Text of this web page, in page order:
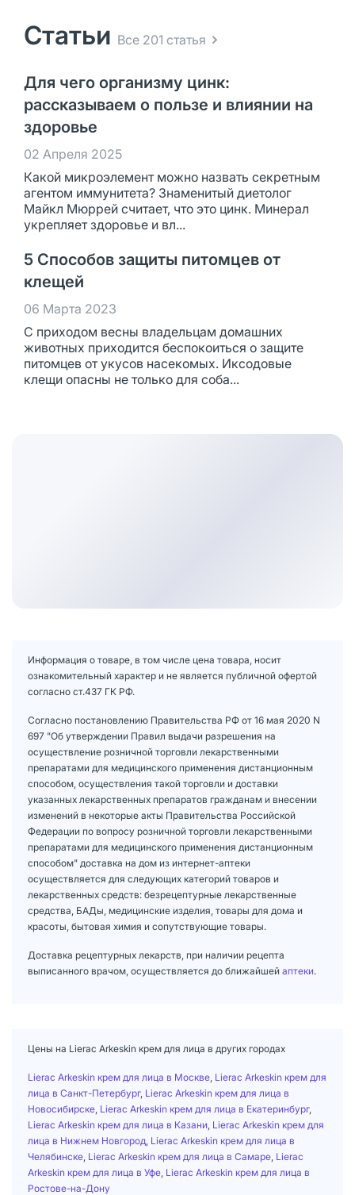
Статьи Все 201 статья
Для чего организму цинк:
рассказываем о пользе и влиянии на
здоровье
02 Апреля 2025
Какой микроэлемент можно назвать секретным
агентом иммунитета? Знаменитый диетолог
Майкл Мюррей считает, что это цинк. Минерал
укрепляет здоровье и вл...
5 Способов защиты питомцев от
клещей
06 Марта 2023
С приходом весны владельцам домашних
животных приходится беспокоиться о защите
питомцев от укусов насекомых. Иксодовые
клещи опасны не только для соба...
Информация о товаре, в том числе цена товара, носит
ознакомительный характер и не является публичной офертой
согласно ст.437 ГК РФ.
Согласно постановлению Правительства РФ от 16 мая 2020 N
697 "Об утверждении Правил выдачи разрешения на
осуществление розничной торговли лекарственными
препаратами для медицинского применения дистанционным
способом, осуществления такой торговли и доставки
указанных лекарственных препаратов гражданам и внесении
изменений в некоторые акты Правительства Российской
Федерации по вопросу розничной торговли лекарственными
препаратами для медицинского применения дистанционным
способом" доставка на дом из интернет-аптеки
осуществляется для следующих категорий товаров и
лекарственных средств: безрецептурные лекарственные
средства, БАДы, медицинские изделия, товары для дома и
красоты, бытовая химия и сопутствующие товары.
Доставка рецептурных лекарств, при наличии рецепта
выписанного врачом, осуществляется до ближайшей аптеки.
Цены на Lierac Arkeskin крем для лица в других городах
Lierac Arkeskin крем для лица в Москве Lierac Arkeskin крем для
лица в Санкт-Петербург, Lierac Arkeskin крем для лица в
Новосибирске Lierac Arkeskin крем для лица в Екатеринбург,
Lierac Arkeskin крем для лица в Казани Lierac Arkeskin крем для
лица в Нижнем Новгород Lierac Arkeskin крем для лица в
Челябинске Lierac Arkeskin крем для лица в Самаре Lierac
Arkeskin крем для лица в Уфе Lierac Arkeskin крем для лица в
Ростове-на-Дону